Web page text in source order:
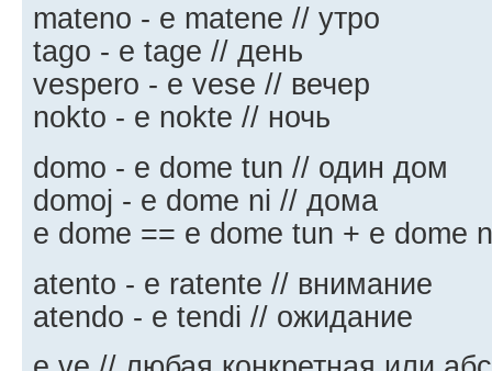
mateno - e matene // утро
tago - e tage // день
vespero - e vese // вечер
nokto - e nokte // ночь
domo - e dome tun // один дом
domoj - e dome ni // дома
e dome == e dome tun + e dome
atento - e ratente // внимание
atendo - e tendi // ожидание